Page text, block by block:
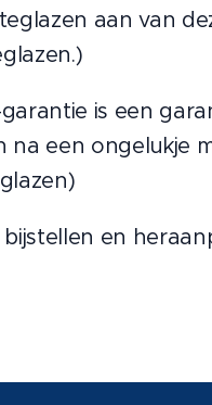
aan van
is een
na een ongelukje
bijstellen en